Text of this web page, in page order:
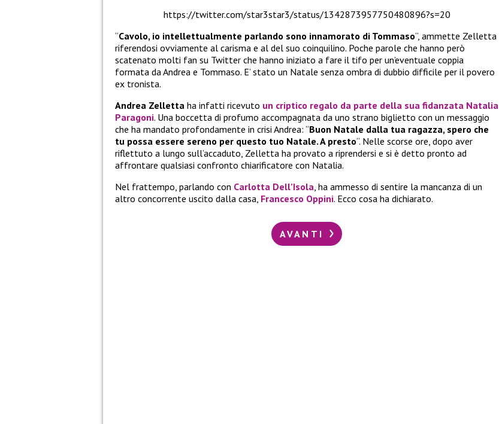
https://twitter.com/star3star3/status/1342873957750480896?s=20
“Cavolo, io intellettualmente parlando sono innamorato di Tommaso“, ammette Zelletta
riferendosi ovviamente al carisma e al del suo coinquilino. Poche parole che hanno però
scatenato molti fan su Twitter che hanno iniziato a fare il tifo per un’eventuale coppia
formata da Andrea e Tommaso. E’ stato un Natale senza ombra di dubbio difficile per il povero
ex tronista.
Andrea Zelletta ha infatti ricevuto un criptico regalo da parte della sua fidanzata Natalia
Paragoni. Una boccetta di profumo accompagnata da uno strano biglietto con un messaggio
che ha mandato profondamente in crisi Andrea: “Buon Natale dalla tua ragazza, spero che
tu possa essere sereno per questo tuo Natale. A presto“. Nelle scorse ore, dopo aver
riflettuto a lungo sull’accaduto, Zelletta ha provato a riprendersi e si è detto pronto ad
affrontare qualsiasi confronto chiarificatore con Natalia.
Nel frattempo, parlando con Carlotta Dell’Isola, ha ammesso di sentire la mancanza di un
altro concorrente uscito dalla casa, Francesco Oppini. Ecco cosa ha dichiarato.
AVANTI